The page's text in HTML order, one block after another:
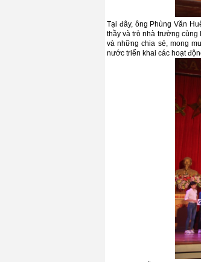
Tại đây, ông Phùng Văn
thầy và trò nhà trường
và những chia sẻ, mong
nước triển khai các hoạt